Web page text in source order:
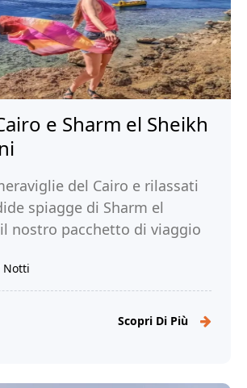
e Sharm el Sheikh
del Cairo e rilassati
spiagge di Sharm el
nostro pacchetto di viaggio
Notti
Scopri Di Più